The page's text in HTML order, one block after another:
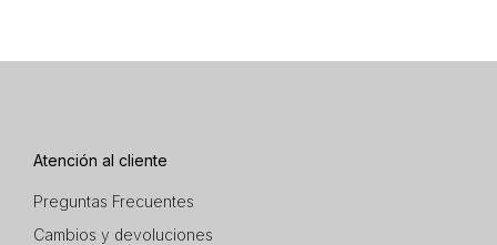
Atención al cliente
Preguntas Frecuentes
Cambios y devoluciones